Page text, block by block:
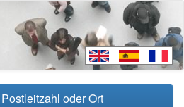
oder Ort